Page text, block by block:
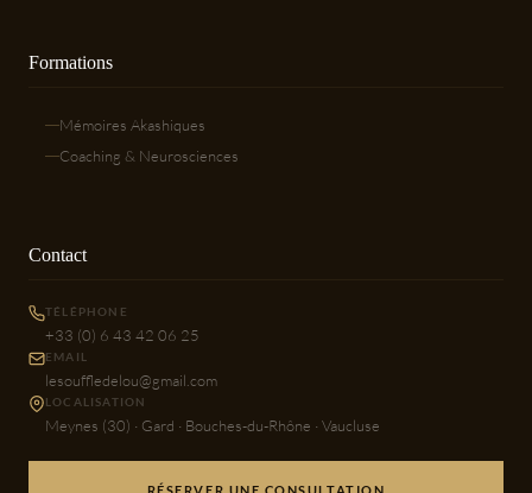
Formations
Mémoires Akashiques
Coaching & Neurosciences
Contact
TÉLÉPHONE
+33 (0) 6 43 42 06 25
EMAIL
lesouffledelou@gmail.com
LOCALISATION
Meynes (30) · Gard · Bouches-du-Rhône · Vaucluse